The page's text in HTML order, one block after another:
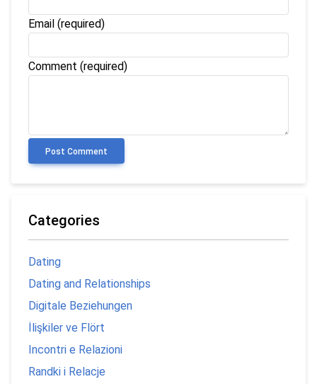
Email (required)
Comment (required)
Post Comment
Categories
Dating
Dating and Relationships
Digitale Beziehungen
İlişkiler ve Flört
Incontri e Relazioni
Randki i Relacje